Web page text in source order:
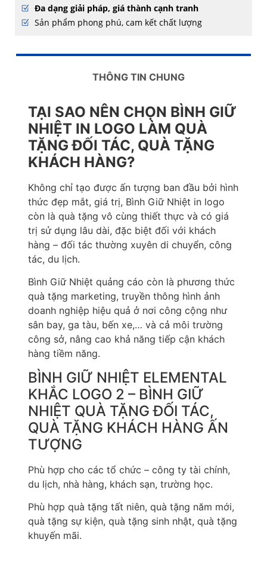
Đa dạng giải pháp, giá thành cạnh tranh
Sản phẩm phong phú, cam kết chất lượng
THÔNG TIN CHUNG
TẠI SAO NÊN CHỌN BÌNH GIỮ
NHIỆT IN LOGO LÀM QUÀ
TẶNG ĐỐI TÁC, QUÀ TẶNG
KHÁCH HÀNG?
Không chỉ tạo được ấn tượng ban đầu bởi hình
thức đẹp mắt, giá trị, Bình Giữ Nhiệt in logo
còn là quà tặng vô cùng thiết thực và có giá
trị sử dụng lâu dài, đặc biệt đối với khách
hàng – đối tác thường xuyên di chuyển, công
tác, du lịch.
Bình Giữ Nhiệt quảng cáo còn là phương thức
quà tặng marketing, truyền thông hình ảnh
doanh nghiệp hiệu quả ở nơi công cộng như
sân bay, ga tàu, bến xe,… và cả môi trường
công sở, nâng cao khả năng tiếp cận khách
hàng tiềm năng.
BÌNH GIỮ NHIỆT ELEMENTAL
KHẮC LOGO 2 – BÌNH GIỮ
NHIỆT QUÀ TẶNG ĐỐI TÁC,
QUÀ TẶNG KHÁCH HÀNG ẤN
TƯỢNG
Phù hợp cho các tổ chức – công ty tài chính,
du lịch, nhà hàng, khách sạn, trường học.
Phù hợp quà tặng tất niên, quà tặng năm mới,
quà tặng sự kiện, quà tặng sinh nhật, quà tặng
khuyến mãi.